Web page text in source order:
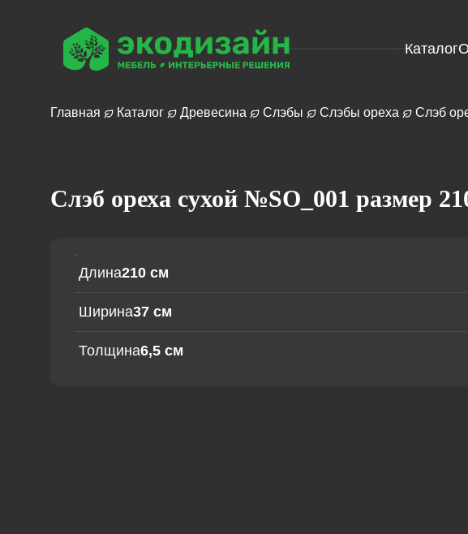
Каталог
из
Журнальный
столик
Главная Каталог Древесина Слэбы Слэбы ореха Слэб
Слэб ореха сухой №SO_001 размер
Длина210 см
Ширина37 см
Толщина6,5 см